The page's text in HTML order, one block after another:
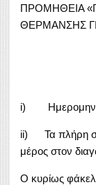
ΠΡΟΜΗΘΕΙΑ
ΘΕΡΜΑΝΣΗΣ
i) Ημερομηνία
ii) Τα πλήρη
μέρος στον
Ο κυρίως